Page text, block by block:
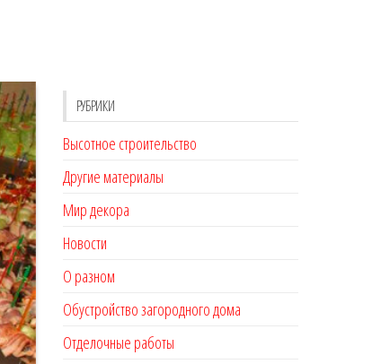
РУБРИКИ
Высотное строительство
Другие материалы
Мир декора
Новости
О разном
Обустройство загородного дома
Отделочные работы